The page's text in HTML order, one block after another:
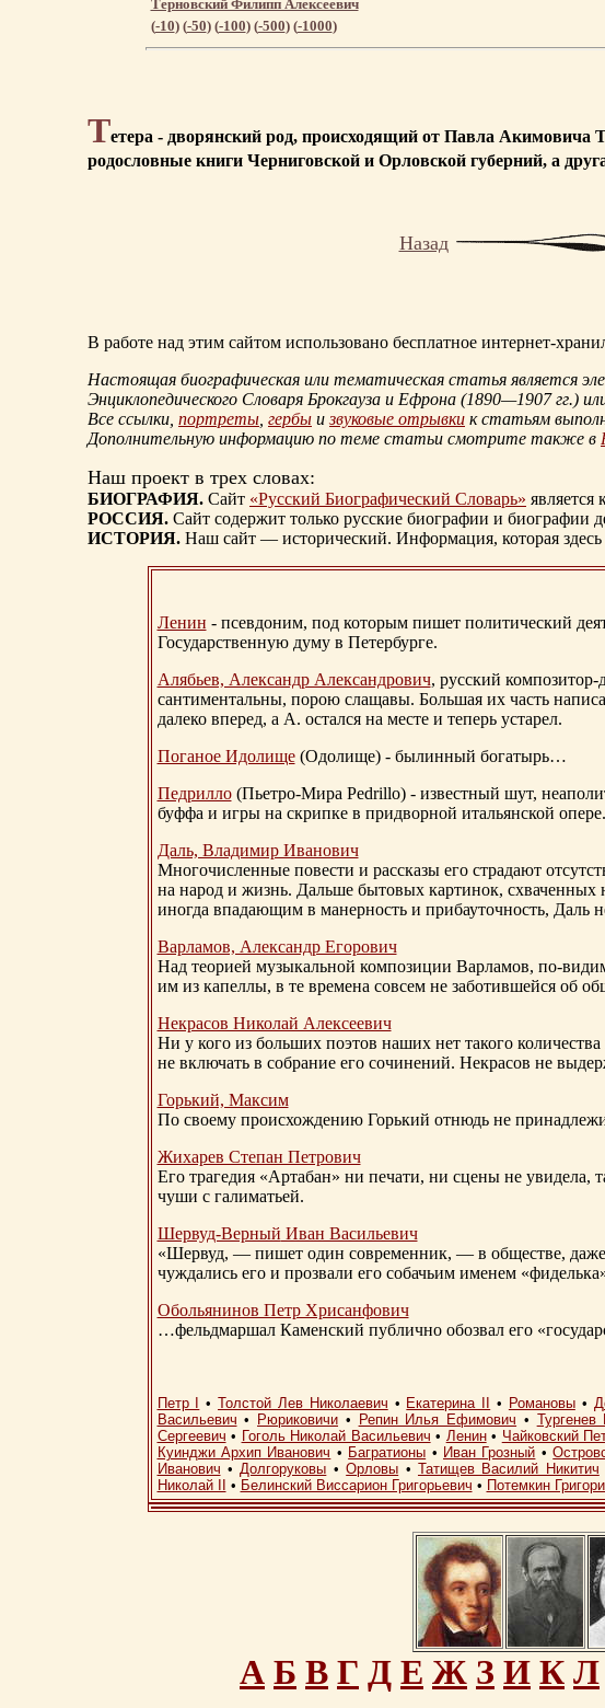
Терновский Филипп Алексеевич
(-10) (-50) (-100) (-500) (-1000)
Тетера - дворянский род, происходящий от Павла Акимовича
родословные книги Черниговской и Орловской губерний, а
Назад
В работе над этим сайтом использовано бесплатное интернет-
Настоящая биографическая или тематическая статья является
Энциклопедического Словаря Брокгауза и Ефрона (1890—1907 гг.)
Все ссылки, портреты, гербы и звуковые отрывки к статьям
Дополнительную информацию по теме статьи смотрите также в
Наш проект в трех словах:
БИОГРАФИЯ. Сайт «Русский Биографический Словарь»
РОССИЯ. Сайт содержит только русские биографии и биографии
ИСТОРИЯ. Наш сайт — исторический. Информация, которая здесь
Ленин - псевдоним, под которым пишет политический
Государственную думу в Петербурге.
Алябьев, Александр Александрович, русский
сантиментальны, порою слащавы. Большая их часть
далеко вперед, а А. остался на месте и теперь устарел.
Поганое Идолище(Одолище) - былинный богатырь…
Педрилло(Пьетро-Мира Pedrillo) - известный шут,
буффа и игры на скрипке в придворной итальянской опере.
Даль, Владимир Иванович
Многочисленные повести и рассказы его страдают
на народ и жизнь. Дальше бытовых картинок, схваченных
иногда впадающим в манерность и прибауточность, Даль
Варламов, Александр Егорович
Над теорией музыкальной композиции Варламов, по-
им из капеллы, в те времена совсем не заботившейся об
Некрасов Николай Алексеевич
Ни у кого из больших поэтов наших нет такого
не включать в собрание его сочинений. Некрасов не
Горький, Максим
По своему происхождению Горький отнюдь не
Жихарев Степан Петрович
Его трагедия «Артабан» ни печати, ни сцены не увидела,
чуши с галиматьей.
Шервуд-Верный Иван Васильевич
«Шервуд, — пишет один современник, — в обществе,
чуждались его и прозвали его собачьим именем
Обольянинов Петр Хрисанфович
…фельдмаршал Каменский публично обозвал его
Петр I •Толстой Лев Николаевич • Екатерина II • Романовы•
Васильевич • Рюриковичи • Репин Илья Ефимович • Тургенев
Сергеевич • Гоголь Николай Васильевич • Ленин• Чайковский
Куинджи Архип Иванович • Багратионы • Иван Грозный •
Иванович •Долгоруковы •Орловы • Татищев Василий Никитич
Николай II
• Белинский Виссарион Григорьевич • Потемкин
А Б В Г Д Е Ж З И К Л